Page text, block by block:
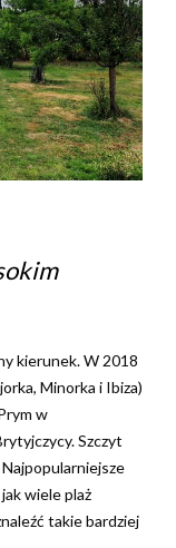
kierunek. W 2018
Minorka i Ibiza)
w
Szczyt
wiele plaż
takie bardziej